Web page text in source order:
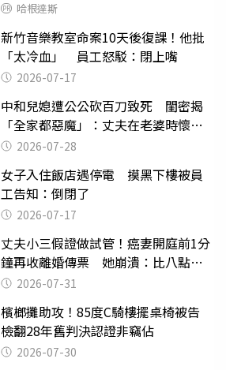
哈根達斯
新竹音樂教室命案10天後復課！他批
「太冷血」 員工怒駁：閉上嘴
2026-07-17
中和兒媳遭公公砍百刀致死 閨密揭
「全家都惡魔」：丈夫在老婆時懷孕
摔東西
2026-07-28
女子入住飯店遇停電 摸黑下樓被員
工告知：倒閉了
2026-07-17
丈夫小三假證做試管！癌妻開庭前1分
鐘再收離婚傳票 她崩潰：比八點檔
還扯2026-07-31
檳榔攤助攻！85度C騎樓擺桌椅被告
檢翻28年舊判決認證非竊佔
2026-07-30